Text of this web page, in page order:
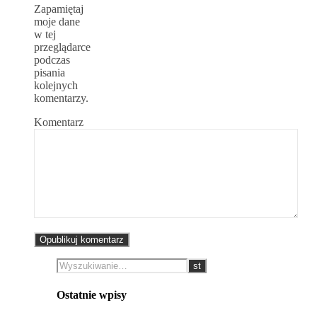
Zapamiętaj
moje dane
w tej
przeglądarce
podczas
pisania
kolejnych
komentarzy.
Komentarz
Ostatnie wpisy